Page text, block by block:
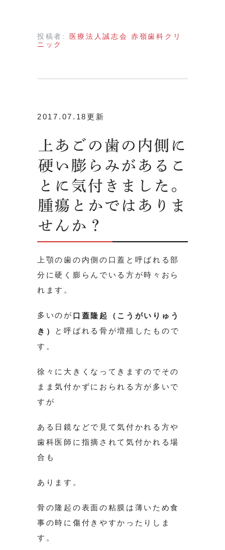
投稿者:
医療法人誠志会 赤嶺歯科クリ
ニック
2017.07.18更新
上あごの歯の内側に
硬い膨らみがあるこ
とに気付きました。
腫瘍とかではありま
せんか？
上顎の歯の内側の口蓋と呼ばれる部
分に硬く膨らんでいる方が時々おら
れます。
多いのが 口蓋隆起（こうがいりゅう
き） と呼ばれる骨が増殖したもので
す。
徐々に大きくなってきますのでその
まま気付かずにおられる方が多いで
すが
ある日鏡などで見て気付かれる方や
歯科医師に指摘されて気付かれる場
合も
あります。
骨の隆起の表面の粘膜は薄いため食
事の時に傷付きやすかったりしま
す。